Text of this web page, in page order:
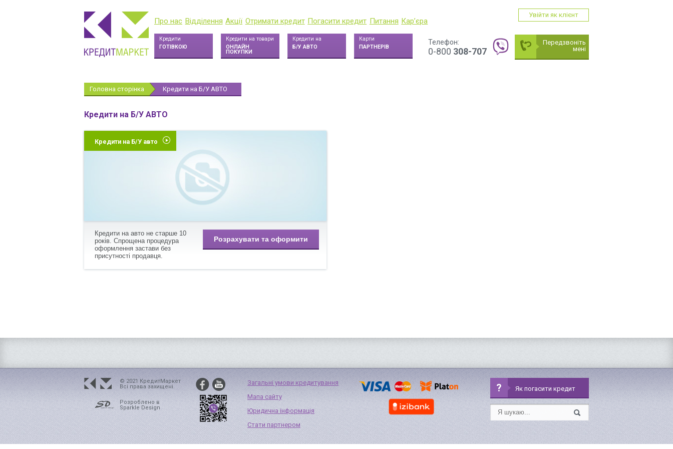
Про нас Відділення Акції Отримати кредит Погасити кредит Питання Кар’єра
Увійти як клієнт
Кредити
ГОТІВКОЮ
Кредити на товари
ОНЛАЙН
ПОКУПКИ
Кредити на
Б/У АВТО
Карти
ПАРТНЕРІВ
Телефон:
0-800 308-707
Передзвоніть
мені
Головна сторінка Кредити на Б/У АВТО
Кредити на Б/У АВТО
Кредити на Б/У авто
Розрахувати та оформити
Кредити на авто не старше 10
років. Спрощена процедура
оформлення застави без
присутності продавця.
© 2021 КредитМаркет
Всi права захищенi.
Розроблено в
Sparkle Design
Загальні умови кредитування
Мапа сайту
Юридична інформація
Стати партнером
? Як погасити кредит